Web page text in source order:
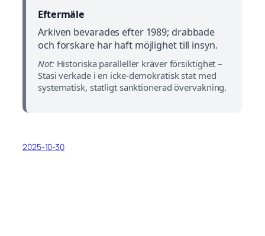
Eftermäle
Arkiven bevarades efter 1989; drabbade
och forskare har haft möjlighet till insyn.
Not:Historiska paralleller kräver försiktighet –
Stasi verkade i en icke-demokratisk stat med
systematisk, statligt sanktionerad övervakning.
2025-10-30